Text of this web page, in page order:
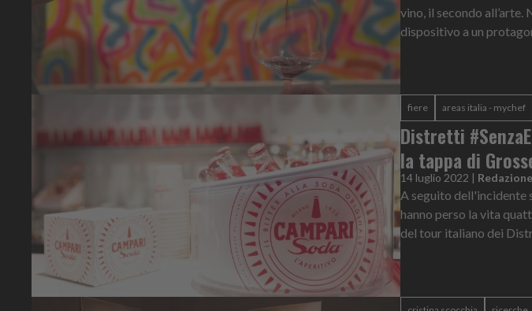
vino, il secondo all’arte.
dispositivo a un
fiere areas italia - mychef
Distretti
la tappa di
14 luglio 2022 | Redazione
A seguito dell'incidente
hanno perso la vita
del tour italiano dei